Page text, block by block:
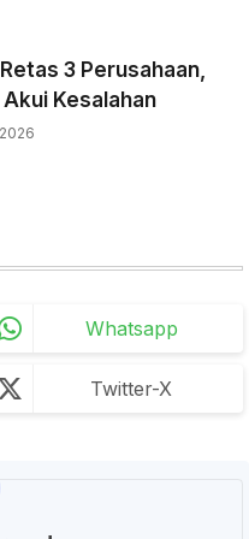
3 Perusahaan,
Kesalahan
Whatsapp
Twitter-X